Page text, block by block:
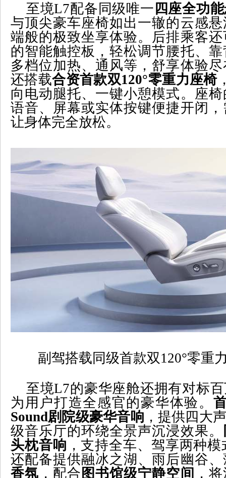
至境L7配备同级唯一 四座全功
与顶尖豪车座椅如出一辙的云感
端般的极致坐享体验。后排乘客
的智能触控板，轻松调节腰托、
多档位加热、通风等，舒享体验
还搭载合资首款双120°零重力座椅
向电动腿托、一键小憩模式。座
语音、屏幕或实体按键便捷开闭
让身体完全放松。
副驾搭载同级首款双120°零重
至境L7的豪华座舱还拥有对标
为用户打造全感官的豪华体验。
Sound剧院级豪华音响 ，提供四大
级音乐厅的环绕全景声沉浸效果。
头枕音响 ，支持全车、驾享两种
还配备提供融冰之湖、雨后幽谷
香氛 ，配合 图书馆级宁静空间 ，